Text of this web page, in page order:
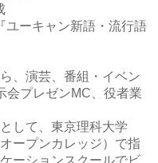
ユーキャン新語・流行語
、演芸、番組・イベン
会プレゼンMC、役者業
して、東京理科大学
ープンカレッジ）で指
ーションスクールでビ